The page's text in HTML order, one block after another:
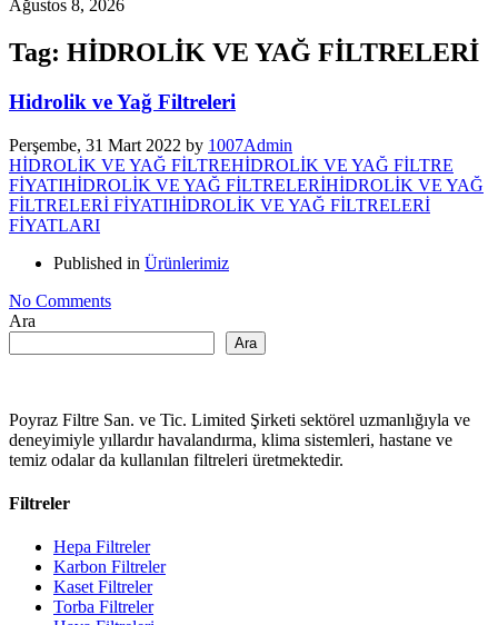
Ağustos 8, 2026
Tag: HİDROLİK VE YAĞ FİLTRELERİ
Hidrolik ve Yağ Filtreleri
Perşembe, 31 Mart 2022 by 1007Admin
HİDROLİK VE YAĞ FİLTREHİDROLİK VE YAĞ FİLTRE
FİYATIHİDROLİK VE YAĞ FİLTRELERİHİDROLİK VE YAĞ
FİLTRELERİ FİYATIHİDROLİK VE YAĞ FİLTRELERİ
FİYATLARI
Published in Ürünlerimiz
No Comments
Ara
Ara
Poyraz Filtre San. ve Tic. Limited Şirketi sektörel uzmanlığıyla ve
deneyimiyle yıllardır havalandırma, klima sistemleri, hastane ve
temiz odalar da kullanılan filtreleri üretmektedir.
Filtreler
Hepa Filtreler
Karbon Filtreler
Kaset Filtreler
Torba Filtreler